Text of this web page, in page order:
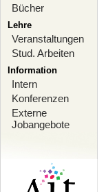
Bücher
Lehre
Veranstaltungen
Stud. Arbeiten
Information
Intern
Konferenzen
Externe
Jobangebote